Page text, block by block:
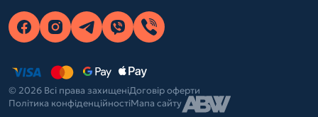
© 2026 Всі права захищеніДоговір оферти
Політика конфіденційностіМапа сайту